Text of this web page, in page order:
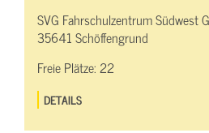
SVG Fahrschulzentrum Südwest
35641 Schöffengrund
Freie Plätze:22
DETAILS